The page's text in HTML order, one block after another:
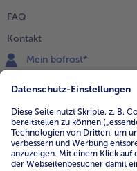
FAQ
Kontakt
Mein bofrost*
0800 - 000 19 18
Mo.-Fr.: 7-21 Uhr Sa: 8-16 Uhr